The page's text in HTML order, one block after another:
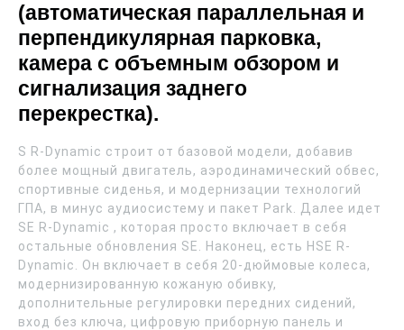
(автоматическая параллельная и
перпендикулярная парковка,
камера с объемным обзором и
сигнализация заднего
перекрестка).
S R-Dynamic строит от базовой модели, добавив
более мощный двигатель, аэродинамический обвес,
спортивные сиденья, и модернизации технологий
ГПА, в минус аудиосистему и пакет Park. Далее идет
SE R-Dynamic , которая просто включает в себя
остальные обновления SE. Наконец, есть HSE R-
Dynamic. Он включает в себя 20-дюймовые колеса,
модернизированную кожаную обивку,
дополнительные регулировки передних сидений,
вход без ключа, цифровую приборную панель и